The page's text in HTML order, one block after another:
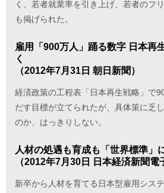
く、若者就業率を引き上げ、若者のフ
も掲げられた。
雇用「900万人」踊る数字 日本再
く
（2012年7月31日 朝日新聞）
経済政策の工程表「日本再生戦略」で
だす目標が立てられたが、具体策に乏
のか、はっきりしない。
人材の処遇も育成も「世界標準」
（2012年7月30日 日本経済新聞電
新卒から人材を育てる日本型雇用シス